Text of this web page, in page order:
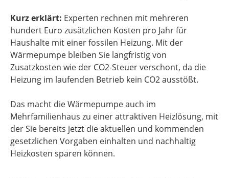
Kurz erklärt: Experten rechnen mit mehreren
hundert Euro zusätzlichen Kosten pro Jahr für
Haushalte mit einer fossilen Heizung. Mit der
Wärmepumpe bleiben Sie langfristig von
Zusatzkosten wie der CO2-Steuer verschont, da die
Heizung im laufenden Betrieb kein CO2 ausstößt.
Das macht die Wärmepumpe auch im
Mehrfamilienhaus zu einer attraktiven Heizlösung, mit
der Sie bereits jetzt die aktuellen und kommenden
gesetzlichen Vorgaben einhalten und nachhaltig
Heizkosten sparen können.